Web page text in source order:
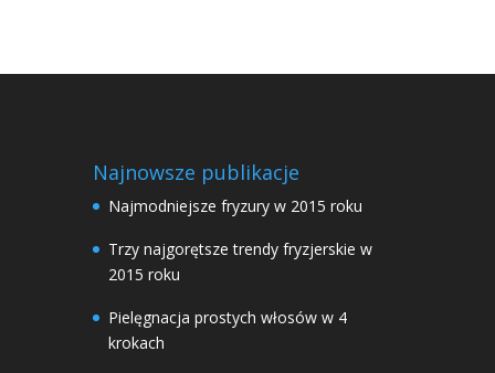
Najnowsze publikacje
Najmodniejsze fryzury w 2015 roku
Trzy najgorętsze trendy fryzjerskie w
2015 roku
Pielęgnacja prostych włosów w 4
krokach